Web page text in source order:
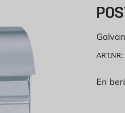
ART.NR:
En